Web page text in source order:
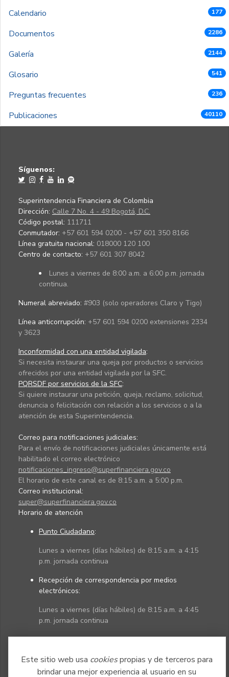
Este sitio web usa cookiespropias y de terceros para
brindar una mejor experiencia al usuario en su
Calendario
177
Documentos 2286
Galería 2144
Glosario 541
Preguntas frecuentes 236
Publicaciones 40110
Síguenos:
Superintendencia Financiera de Colombia
Dirección: Calle 7 No. 4 - 49 Bogotá, D.C.
Código postal: 111711
Conmutador: +57 601 594 0200 - +57 601 350 8166
Línea gratuita nacional: 018000 120 100
Centro de contacto: +57 601 307 8042
Lunes a viernes de 8:00 a.m. a 6:00 p.m. jornada
continua.
Numeral abreviado: #903 (solo operadores Claro y Tigo)
Línea anticorrupción: +57 601 594 0200 extensiones 2334
y 3623
Inconformidad con una entidad vigilada:
Si necesita instaurar una queja por productos o servicios
ofrecidos por una entidad vigilada por la SFC.
PQRSDF por servicios de la SFC:
Si quiere instaurar una petición, queja, reclamo, solicitud,
denuncia o felicitación con relación a los servicios o a la
atención de esta Superintendencia.
Correo para notificaciones judiciales:
Para el envío de notificaciones judiciales únicamente está
habilitado el correo electrónico
notificaciones_ingreso@superfinanciera.gov.co
El horario de este canal es de 8:15 a.m. a 5:00 p.m.
Correo institucional:
super@superfinanciera.gov.co
Horario de atención
Punto Ciudadano:
Lunes a viernes (días hábiles) de 8:15 a.m. a 4:15
p.m. jornada continua
Recepción de correspondencia por medios
electrónicos:
Lunes a viernes (días hábiles) de 8:15 a.m. a 4:45
p.m. jornada continua